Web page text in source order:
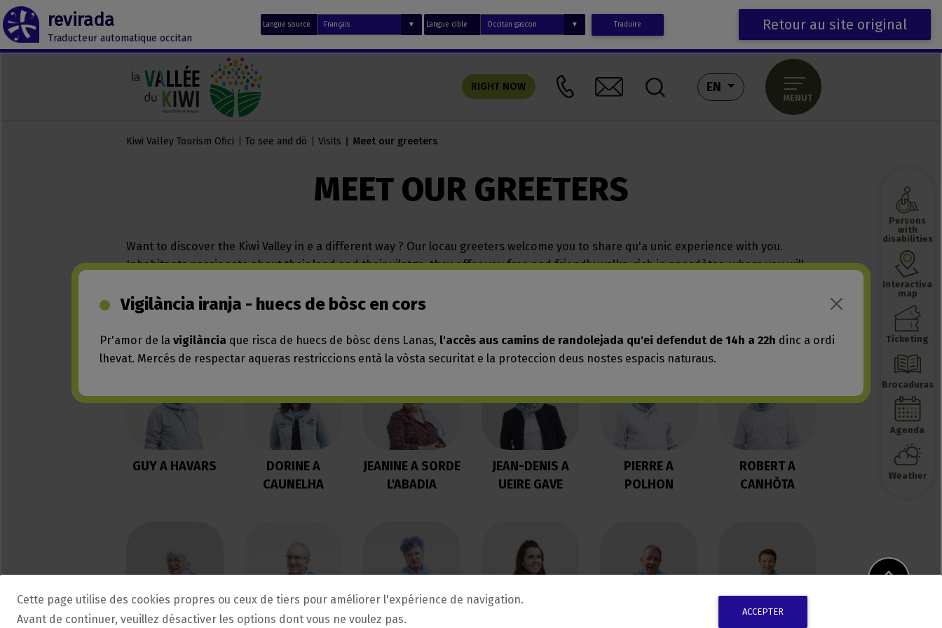
revirada
Traducteur automatique occitan
Langue source Langue cible Traduire Retour au site original
Cette page utilise des cookies propres ou ceux de tiers pour améliorer l'expérience de navigation.
Avant de continuer, veuillez désactiver les options dont vous ne voulez pas.
ACCEPTER